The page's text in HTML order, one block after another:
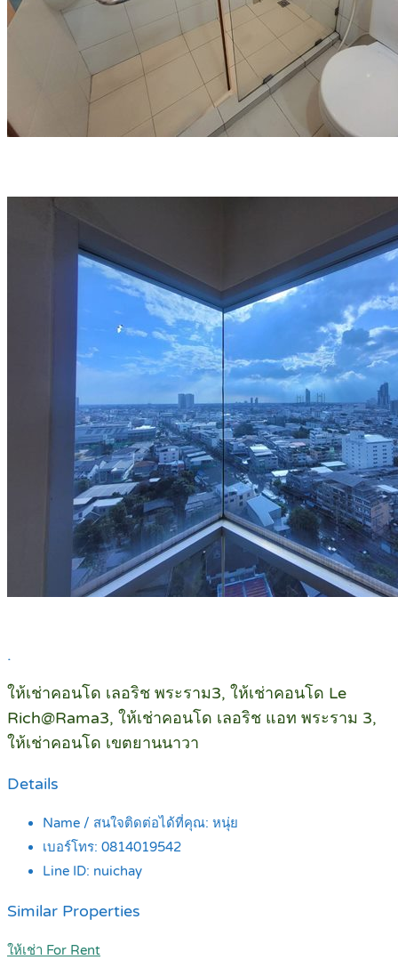
.
ให้เช่าคอนโด เลอริช พระราม3, ให้เช่าคอนโด Le
Rich@Rama3, ให้เช่าคอนโด เลอริช แอท พระราม 3,
ให้เช่าคอนโด เขตยานนาวา
Details
Name / สนใจติดต่อได้ที่คุณ: หนุ่ย
เบอร์โทร: 0814019542
Line ID: nuichay
Similar Properties
ให้เช่า For Rent